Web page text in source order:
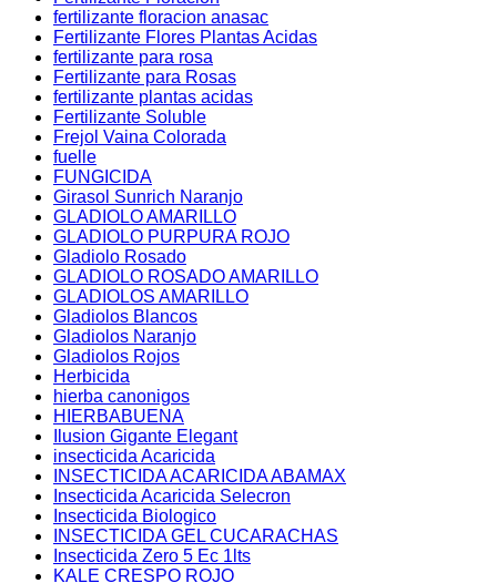
fertilizante floracion anasac
Fertilizante Flores Plantas Acidas
fertilizante para rosa
Fertilizante para Rosas
fertilizante plantas acidas
Fertilizante Soluble
Frejol Vaina Colorada
fuelle
FUNGICIDA
Girasol Sunrich Naranjo
GLADIOLO AMARILLO
GLADIOLO PURPURA ROJO
Gladiolo Rosado
GLADIOLO ROSADO AMARILLO
GLADIOLOS AMARILLO
Gladiolos Blancos
Gladiolos Naranjo
Gladiolos Rojos
Herbicida
hierba canonigos
HIERBABUENA
Ilusion Gigante Elegant
insecticida Acaricida
INSECTICIDA ACARICIDA ABAMAX
Insecticida Acaricida Selecron
Insecticida Biologico
INSECTICIDA GEL CUCARACHAS
Insecticida Zero 5 Ec 1lts
KALE CRESPO ROJO